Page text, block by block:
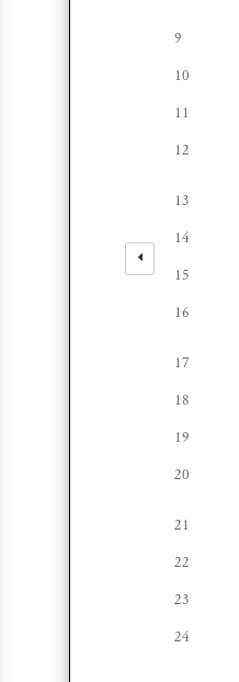
9
10
11
12
13
14
15
16
17
18
19
20
21
22
23
24